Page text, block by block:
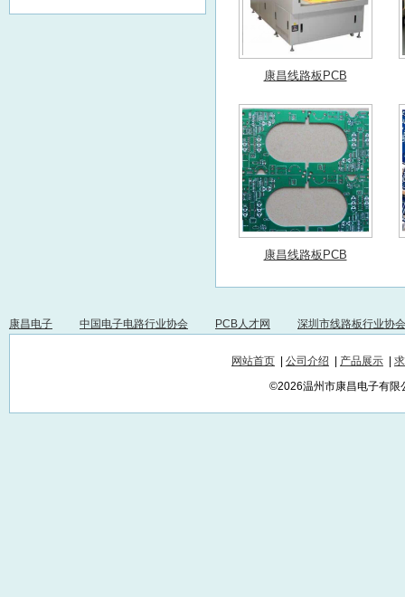
康昌线路板PCB
康昌线路板PCB
康昌电子 中国电子电路行业协会 PCB人才网 深圳市线路板行业协会
网站首页 公司介绍 产品展示
©2026温州市康昌电子有